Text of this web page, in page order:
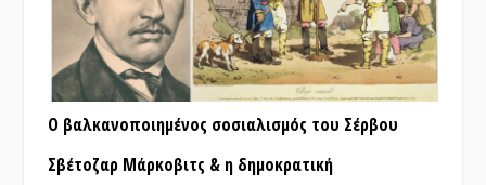
Ο βαλκανοποιημένος σοσιαλισμός του Σέρβου
Σβέτοζαρ Μάρκοβιτς & η δημοκρατική